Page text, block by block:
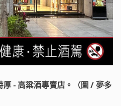
- 高粱酒專賣店。（圖 / 夢多